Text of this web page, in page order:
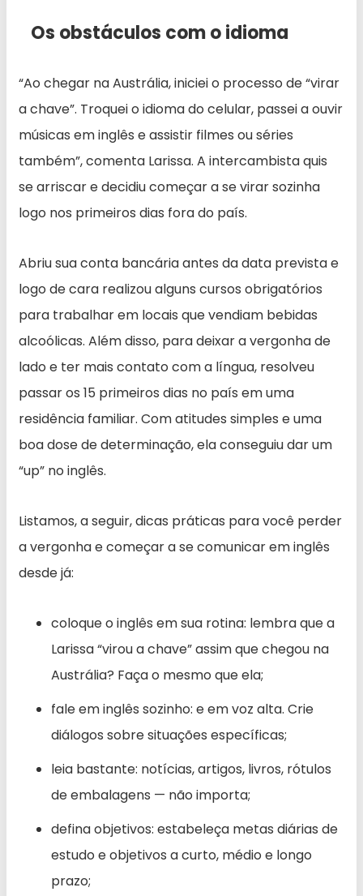
Os obstáculos com o idioma
“Ao chegar na Austrália, iniciei o processo de “virar
a chave”. Troquei o idioma do celular, passei a ouvir
músicas em inglês e assistir filmes ou séries
também”, comenta Larissa. A intercambista quis
se arriscar e decidiu começar a se virar sozinha
logo nos primeiros dias fora do país.
Abriu sua conta bancária antes da data prevista e
logo de cara realizou alguns cursos obrigatórios
para trabalhar em locais que vendiam bebidas
alcoólicas. Além disso, para deixar a vergonha de
lado e ter mais contato com a língua, resolveu
passar os 15 primeiros dias no país em uma
residência familiar. Com atitudes simples e uma
boa dose de determinação, ela conseguiu dar um
“up” no inglês.
Listamos, a seguir, dicas práticas para você perder
a vergonha e começar a se comunicar em inglês
desde já:
coloque o inglês em sua rotina: lembra que a
Larissa “virou a chave” assim que chegou na
Austrália? Faça o mesmo que ela;
fale em inglês sozinho: e em voz alta. Crie
diálogos sobre situações específicas;
leia bastante: notícias, artigos, livros, rótulos
de embalagens — não importa;
defina objetivos: estabeleça metas diárias de
estudo e objetivos a curto, médio e longo
prazo;